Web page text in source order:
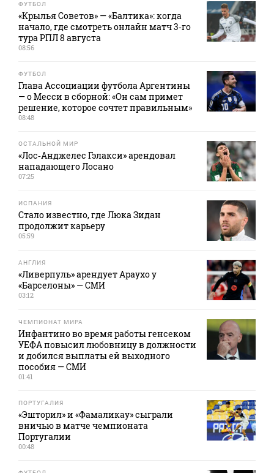
ФУТБОЛ
«Крылья Советов» — «Балтика»: когда
начало, где смотреть онлайн матч 3‑го
тура РПЛ 8 августа
08:56
ФУТБОЛ
Глава Ассоциации футбола Аргентины
— о Месси в сборной: «Он сам примет
решение, которое сочтет правильным»
08:48
ОСТАЛЬНОЙ МИР
«Лос‑Анджелес Гэлакси» арендовал
нападающего Лосано
07:25
ИСПАНИЯ
Стало известно, где Люка Зидан
продолжит карьеру
05:59
АНГЛИЯ
«Ливерпуль» арендует Араухо у
«Барселоны» — СМИ
03:12
ЧЕМПИОНАТ МИРА
Инфантино во время работы генсеком
УЕФА повысил любовницу в должности
и добился выплаты ей выходного
пособия — СМИ
01:41
ПОРТУГАЛИЯ
«Эшторил» и «Фамаликау» сыграли
вничью в матче чемпионата
Португалии
00:48